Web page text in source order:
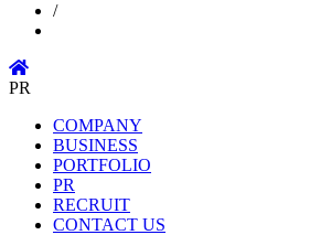
/
PR
COMPANY
BUSINESS
PORTFOLIO
PR
RECRUIT
CONTACT US